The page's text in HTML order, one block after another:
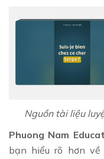
Nguồn tài liệu
Phuong Nam
bạn hiểu rõ hơn